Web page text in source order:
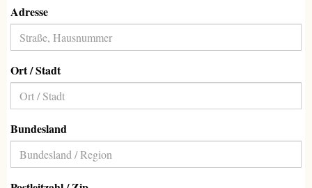
Adresse
Ort / Stadt
Bundesland